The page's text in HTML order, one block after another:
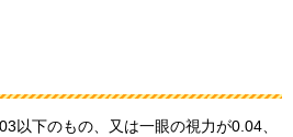
以下のもの、又は一眼の視力が0.04、